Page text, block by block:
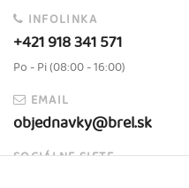
INFOLINKA
+421 918 341 571
Po - Pi (08:00 - 16:00)
EMAIL
objednavky@brel.sk
SOCIÁLNE SIETE